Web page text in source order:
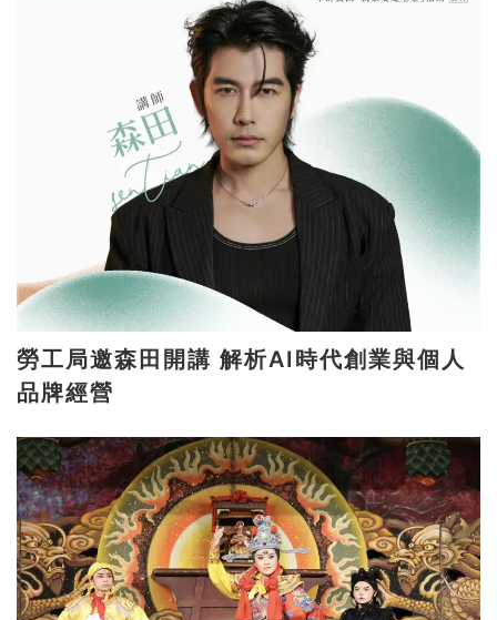
勞工局邀森田開講 解析AI時代創業與個人
品牌經營